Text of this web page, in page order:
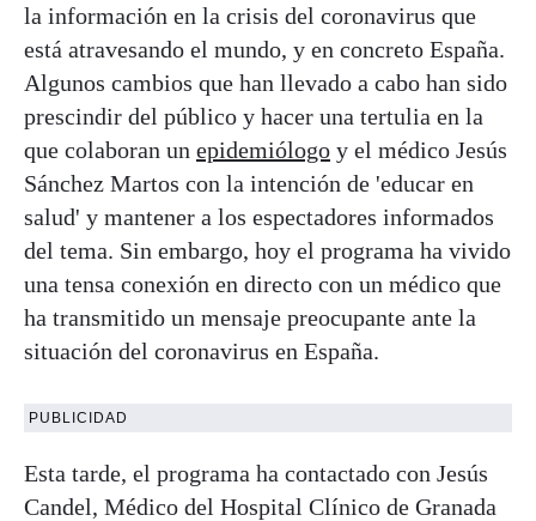
la información en la crisis del coronavirus que
está atravesando el mundo, y en concreto España.
Algunos cambios que han llevado a cabo han sido
prescindir del público y hacer una tertulia en la
que colaboran un epidemiólogo y el médico Jesús
Sánchez Martos con la intención de 'educar en
salud' y mantener a los espectadores informados
del tema. Sin embargo, hoy el programa ha vivido
una tensa conexión en directo con un médico que
ha transmitido un mensaje preocupante ante la
situación del coronavirus en España.
PUBLICIDAD
Esta tarde, el programa ha contactado con Jesús
Candel, Médico del Hospital Clínico de Granada